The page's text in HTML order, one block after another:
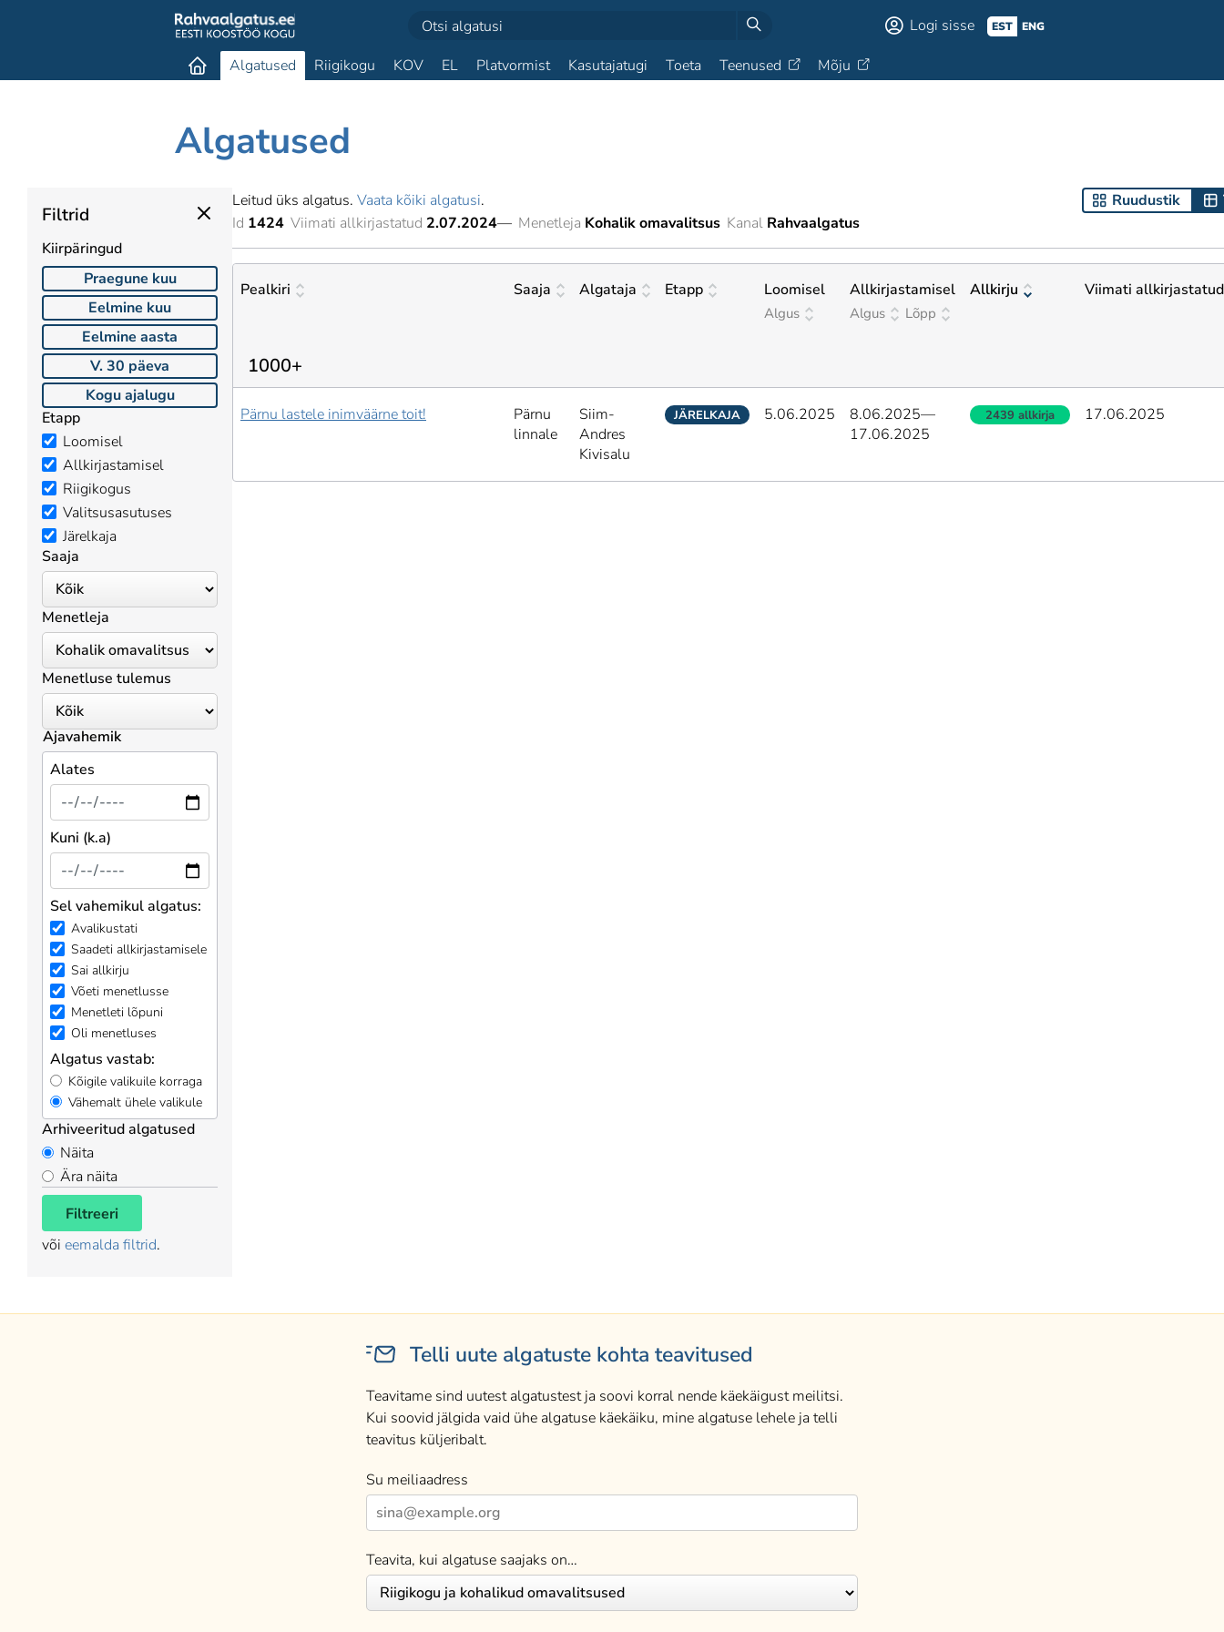
Logi sisse EST ENG
Algatused Riigikogu KOV EL Platvormist Kasutajatugi Toeta Teenused Mõju
Algatused
Filtrid
Kiirpäringud
Praegune kuu
Eelmine kuu
Eelmine aasta
V. 30 päeva
Kogu ajalugu
Etapp
Loomisel
Allkirjastamisel
Riigikogus
Valitsusasutuses
Järelkaja
Saaja
Menetleja
Menetluse tulemus
Ajavahemik
Alates
Kuni (k.a)
Sel vahemikul algatus:
Avalikustati
Saadeti allkirjastamisele
Sai allkirju
Võeti menetlusse
Menetleti lõpuni
Oli menetluses
Algatus vastab:
Kõigile valikuile korraga
Vähemalt ühele valikule
Arhiveeritud algatused
Näita
Ära näita
Filtreeri
või eemalda filtrid.
Leitud üks algatus. Vaata kõiki algatusi. Ruudustik
Id 1424 Viimati allkirjastatud 2.07.2024— Menetleja Kohalik omavalitsus Kanal Rahvaalgatus
Pealkiri Saaja Algataja Etapp Loomisel
Algus
Allkirjastamisel
Algus Lõpp
Allkirju Viimati allkirjastatud
1000+
Pärnu lastele inimväärne toit!
Pärnu
linnale
Siim-
Andres
Kivisalu
JÄRELKAJA 5.06.2025 8.06.2025—
17.06.2025
2439 allkirja 17.06.2025
Telli uute algatuste kohta teavitused
Teavitame sind uutest algatustest ja soovi korral nende käekäigust meilitsi.
Kui soovid jälgida vaid ühe algatuse käekäiku, mine algatuse lehele ja telli
teavitus küljeribalt.
Su meiliaadress
Teavita, kui algatuse saajaks on…